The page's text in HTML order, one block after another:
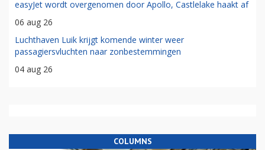
easyJet wordt overgenomen door Apollo, Castlelake haakt af
06 aug 26
Luchthaven Luik krijgt komende winter weer
passagiersvluchten naar zonbestemmingen
04 aug 26
COLUMNS